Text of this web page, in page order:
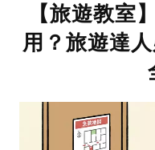
【旅遊教室
用？旅遊達